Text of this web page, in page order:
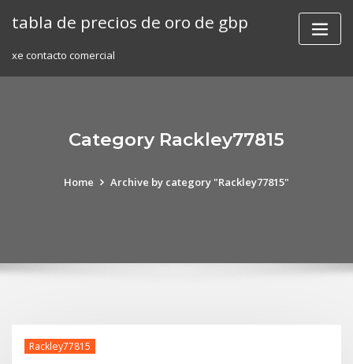
tabla de precios de oro de gbp
xe contacto comercial
Category Rackley77815
Home Archive by category "Rackley77815"
Rackley77815